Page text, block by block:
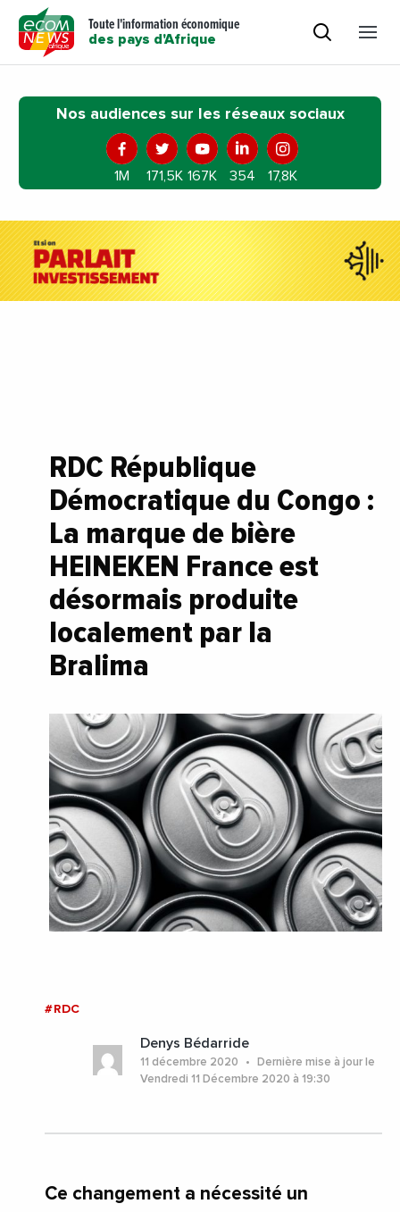
Toute l'information économique
des pays d'Afrique
Nos audiences sur les réseaux sociaux
1M 171,5K 167K 354 17,8K
RDC République
Démocratique du Congo :
La marque de bière
HEINEKEN France est
désormais produite
localement par la
Bralima
#RDC
Denys Bédarride
11 décembre 2020
Dernière mise à jour le
Vendredi 11 Décembre 2020 à 19:30
Ce changement a nécessité un